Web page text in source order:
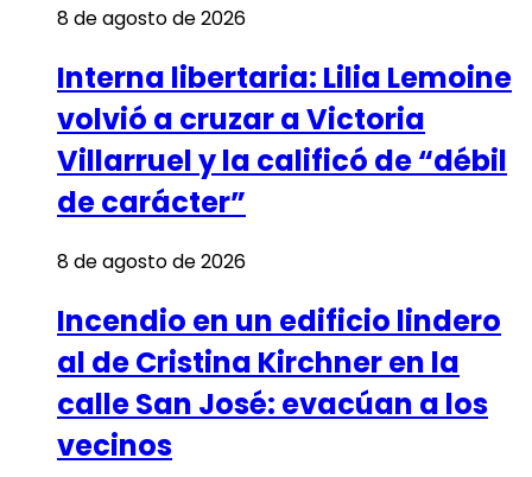
8 de agosto de 2026
Interna libertaria: Lilia Lemoine
volvió a cruzar a Victoria
Villarruel y la calificó de “débil
de carácter”
8 de agosto de 2026
Incendio en un edificio lindero
al de Cristina Kirchner en la
calle San José: evacúan a los
vecinos